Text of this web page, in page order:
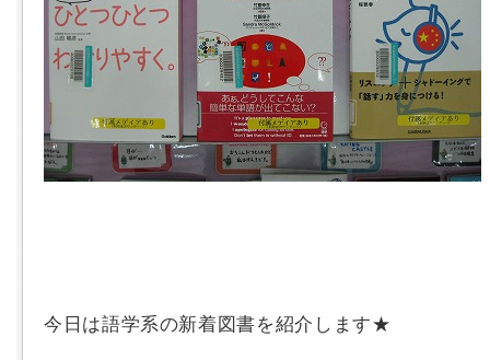
今日は語学系の新着図書を紹介します★